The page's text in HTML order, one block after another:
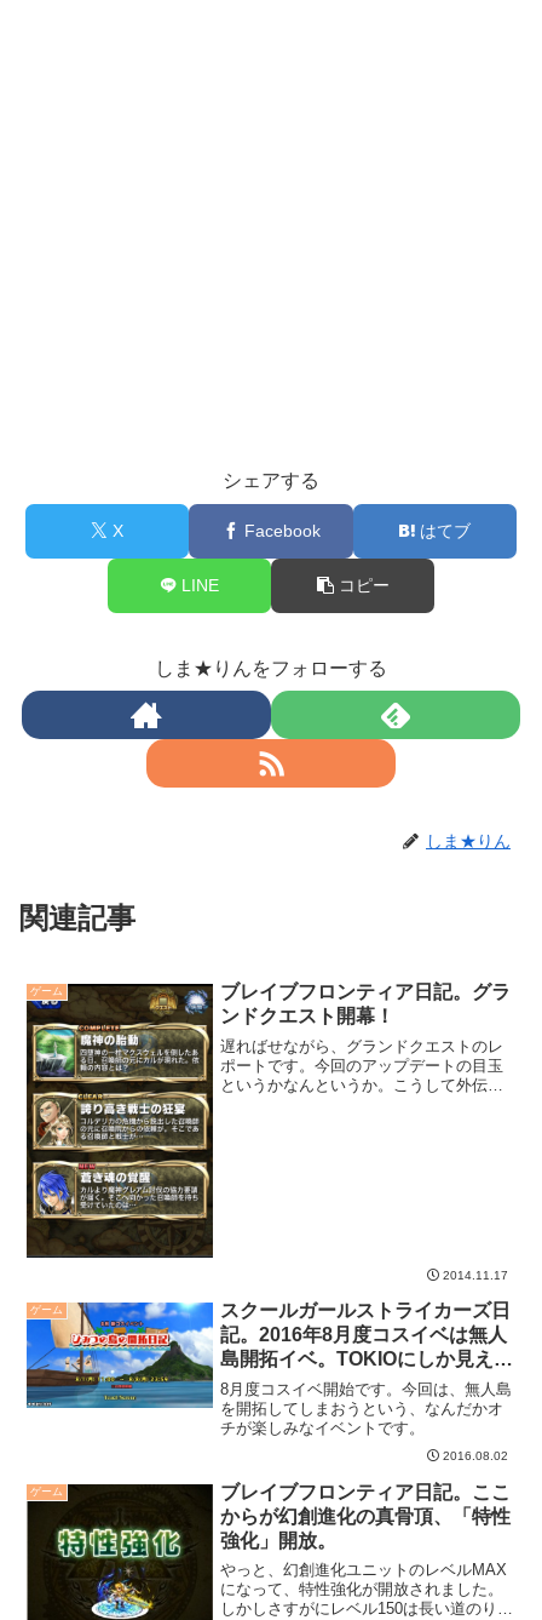
シェアする
X Facebook はてブ
LINE コピー
しま★りんをフォローする
しま★りん
関連記事
ゲーム
ブレイブフロンティア日記。グラ
ンドクエスト開幕！
遅ればせながら、グランドクエストのレ
ポートです。今回のアップデートの目玉
というかなんというか。こうして外伝的
2014.11.17
ゲーム
スクールガールストライカーズ日
記。2016年8月度コスイベは無人
島開拓イベ。TOKIOにしか見えな
い。
8月度コスイベ開始です。今回は、無人島
を開拓してしまおうという、なんだかオ
チが楽しみなイベントです。
2016.08.02
ゲーム
ブレイブフロンティア日記。ここ
からが幻創進化の真骨頂、「特性
強化」開放。
やっと、幻創進化ユニットのレベルMAX
になって、特性強化が開放されました。
しかしさすがにレベル150は長い道のりだ